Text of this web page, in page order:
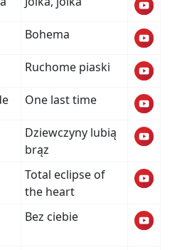
Bohema
Ruchome piaski
One last time
Dziewczyny lubią
brąz
Total eclipse of
the heart
Bez ciebie